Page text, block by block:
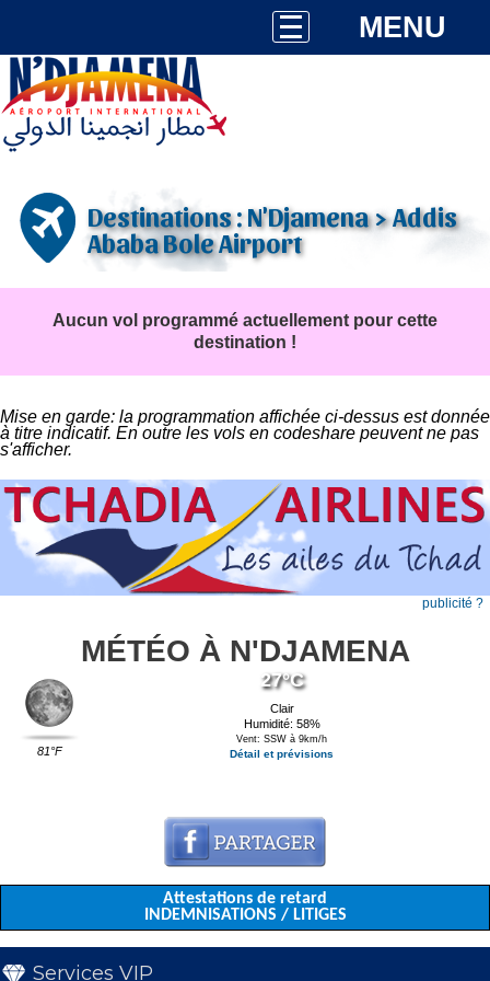
MENU
Destinations : N'Djamena > Addis
Ababa Bole Airport
Aucun vol programmé actuellement pour cette
destination !
Mise en garde: la programmation affichée ci-dessus est donnée
à titre indicatif. En outre les vols en codeshare peuvent ne pas
s'afficher.
publicité ?
MÉTÉO À N'DJAMENA
81°F
27°C
Clair
Humidité: 58%
Vent: SSW à 9km/h
Détail et prévisions
Attestations de retard
INDEMNISATIONS / LITIGES
Services VIP